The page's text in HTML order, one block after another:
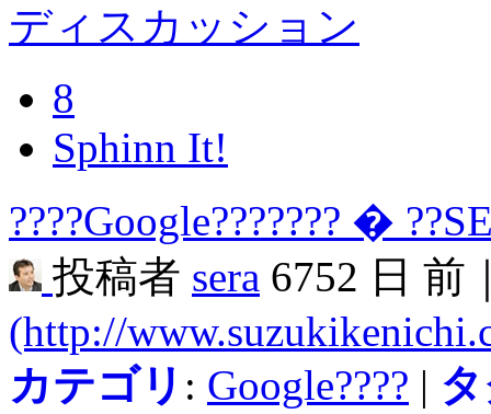
ディスカッション
8
Sphinn It!
????Google??????? �
投稿者 sera 6752 日 前
(http://
カテゴリ : Google???? |